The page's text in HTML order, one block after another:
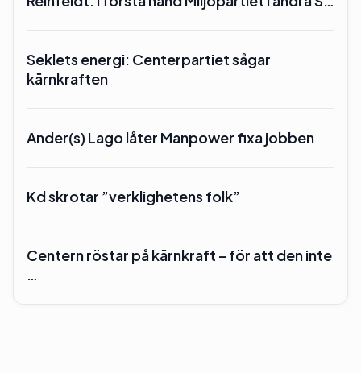
Seklets energi: Centerpartiet sågar
kärnkraften
Ander(s) Lago låter Manpower fixa jobben
Kd skrotar ”verklighetens folk”
Centern röstar på kärnkraft – för att den inte
…